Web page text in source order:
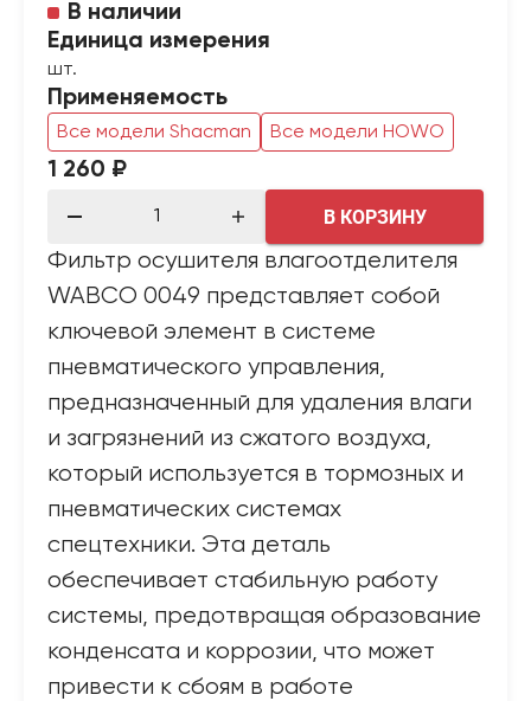
В наличии
Единица измерения
шт.
Применяемость
Все модели Shacman Все модели HOWO
1 260 ₽
В КОРЗИНУ
Фильтр осушителя влагоотделителя
WABCO 0049 представляет собой
ключевой элемент в системе
пневматического управления,
предназначенный для удаления влаги
и загрязнений из сжатого воздуха,
который используется в тормозных и
пневматических системах
спецтехники. Эта деталь
обеспечивает стабильную работу
системы, предотвращая образование
конденсата и коррозии, что может
привести к сбоям в работе